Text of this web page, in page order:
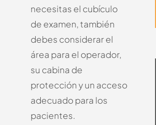
necesitas el cubículo
de examen, también
debes considerar el
área para el operador,
su cabina de
protección y un acceso
adecuado para los
pacientes.